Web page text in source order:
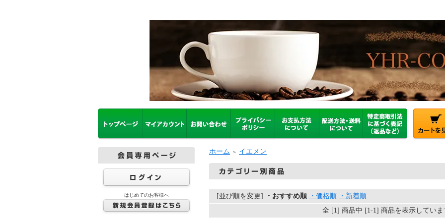
はじめてのお客様へ
ホーム ＞ イエメン
[並び順を変更] ・おすすめ順 ・価格順
・新着順
全 [1] 商品中 [1-1] 商品を表示していま